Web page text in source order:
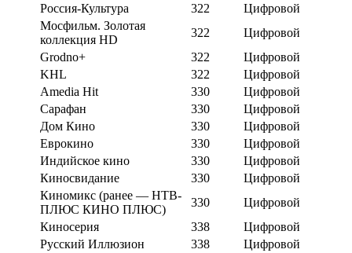
Россия-Культура
322
Цифровой
Мосфильм. Золотая
коллекция HD
322
Цифровой
Grodno+
322
Цифровой
KHL
322
Цифровой
Amedia Hit
330
Цифровой
Сарафан
330
Цифровой
Дом Кино
330
Цифровой
Еврокино
330
Цифровой
Индийское кино
330
Цифровой
Киносвидание
330
Цифровой
Киномикс (ранее — НТВ-
ПЛЮС КИНО ПЛЮС)
330
Цифровой
Киносерия
338
Цифровой
Русский Иллюзион
338
Цифровой